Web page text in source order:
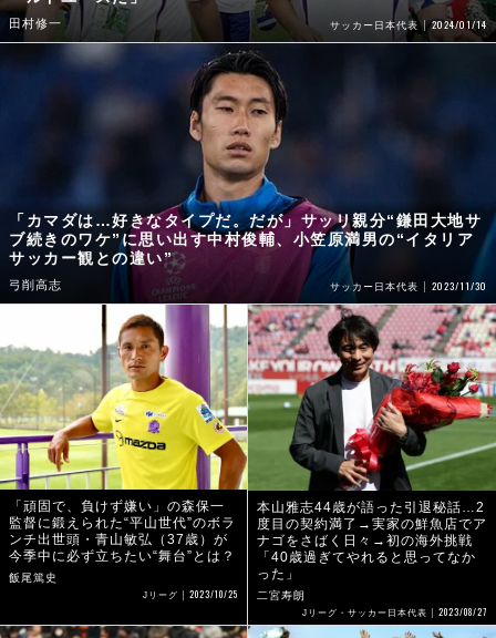
田村修一 サッカー日本代表 2024/01/14
「カマダは…好きなタイプだ。だが」サッリ親分“鎌田大地サ
ブ続きのワケ”に思い出す中村俊輔、小笠原満男の“イタリア
サッカー観との違い”
弓削高志 サッカー日本代表 2023/11/30
「頑固で、負けず嫌い」の森保一
監督に鍛えられた“平山世代”のボラ
ンチ出世頭・青山敏弘（37歳）が
今季中に必ず立ちたい“舞台”とは？
飯尾篤史
Jリーグ 2023/10/25
本山雅志44歳が語った引退秘話…2
度目の契約満了→実家の鮮魚店でア
ナゴをさばく日々→初の海外挑戦
「40歳過ぎてやれると思ってなか
った」
二宮寿朗
Jリーグ・サッカー日本代表 2023/08/27